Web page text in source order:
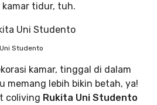
tidur, tuh.
Studento
kamar, tinggal di dalam
memang lebih bikin betah, ya!
coliving Rukita Uni Studento